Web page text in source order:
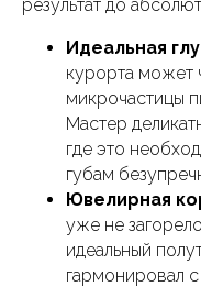
результат до
Идеальная
курорта может
микрочастицы
Мастер
где это
губам
Ювелирная
уже не
идеальный
гармонировал